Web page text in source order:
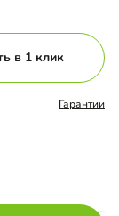
в 1 клик
Гарантии